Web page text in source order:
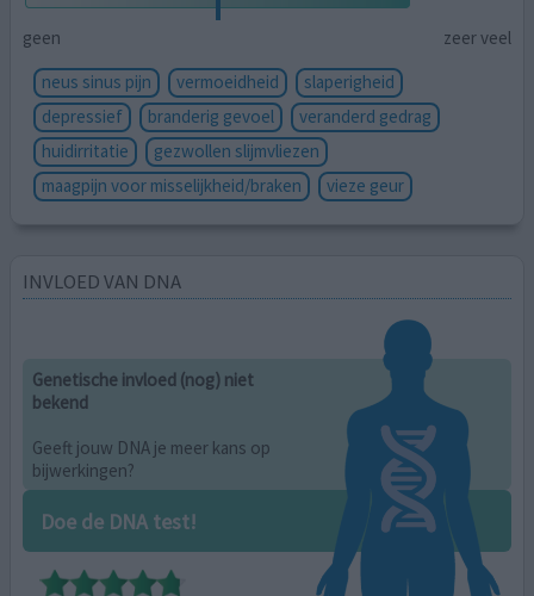
geen
zeer veel
neus sinus pijn
vermoeidheid
slaperigheid
depressief
branderig gevoel
veranderd gedrag
huidirritatie
gezwollen slijmvliezen
maagpijn voor misselijkheid/braken
vieze geur
INVLOED VAN DNA
Genetische invloed (nog) niet
bekend
Geeft jouw DNA je meer kans op
bijwerkingen?
Doe de DNA test!